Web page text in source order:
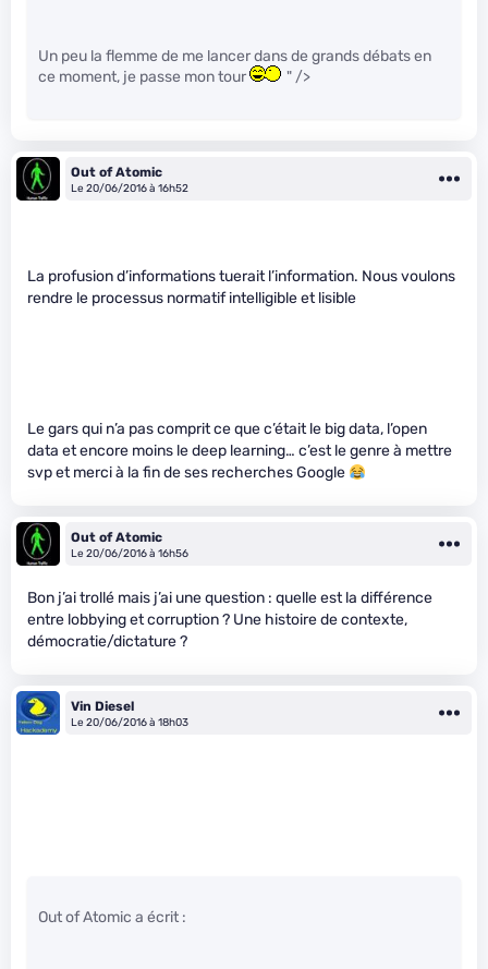
Un peu la flemme de me lancer dans de grands débats en
ce moment, je passe mon tour
" />
Out of Atomic
Le 20/06/2016 à 16h52
La profusion d’informations tuerait l’information. Nous voulons
rendre le processus normatif intelligible et lisible
Le gars qui n’a pas comprit ce que c’était le big data, l’open
data et encore moins le deep learning… c’est le genre à mettre
svp et merci à la fin de ses recherches Google
Out of Atomic
Le 20/06/2016 à 16h56
Bon j’ai trollé mais j’ai une question : quelle est la différence
entre lobbying et corruption ? Une histoire de contexte,
démocratie/dictature ?
Vin Diesel
Le 20/06/2016 à 18h03
Out of Atomic a écrit :